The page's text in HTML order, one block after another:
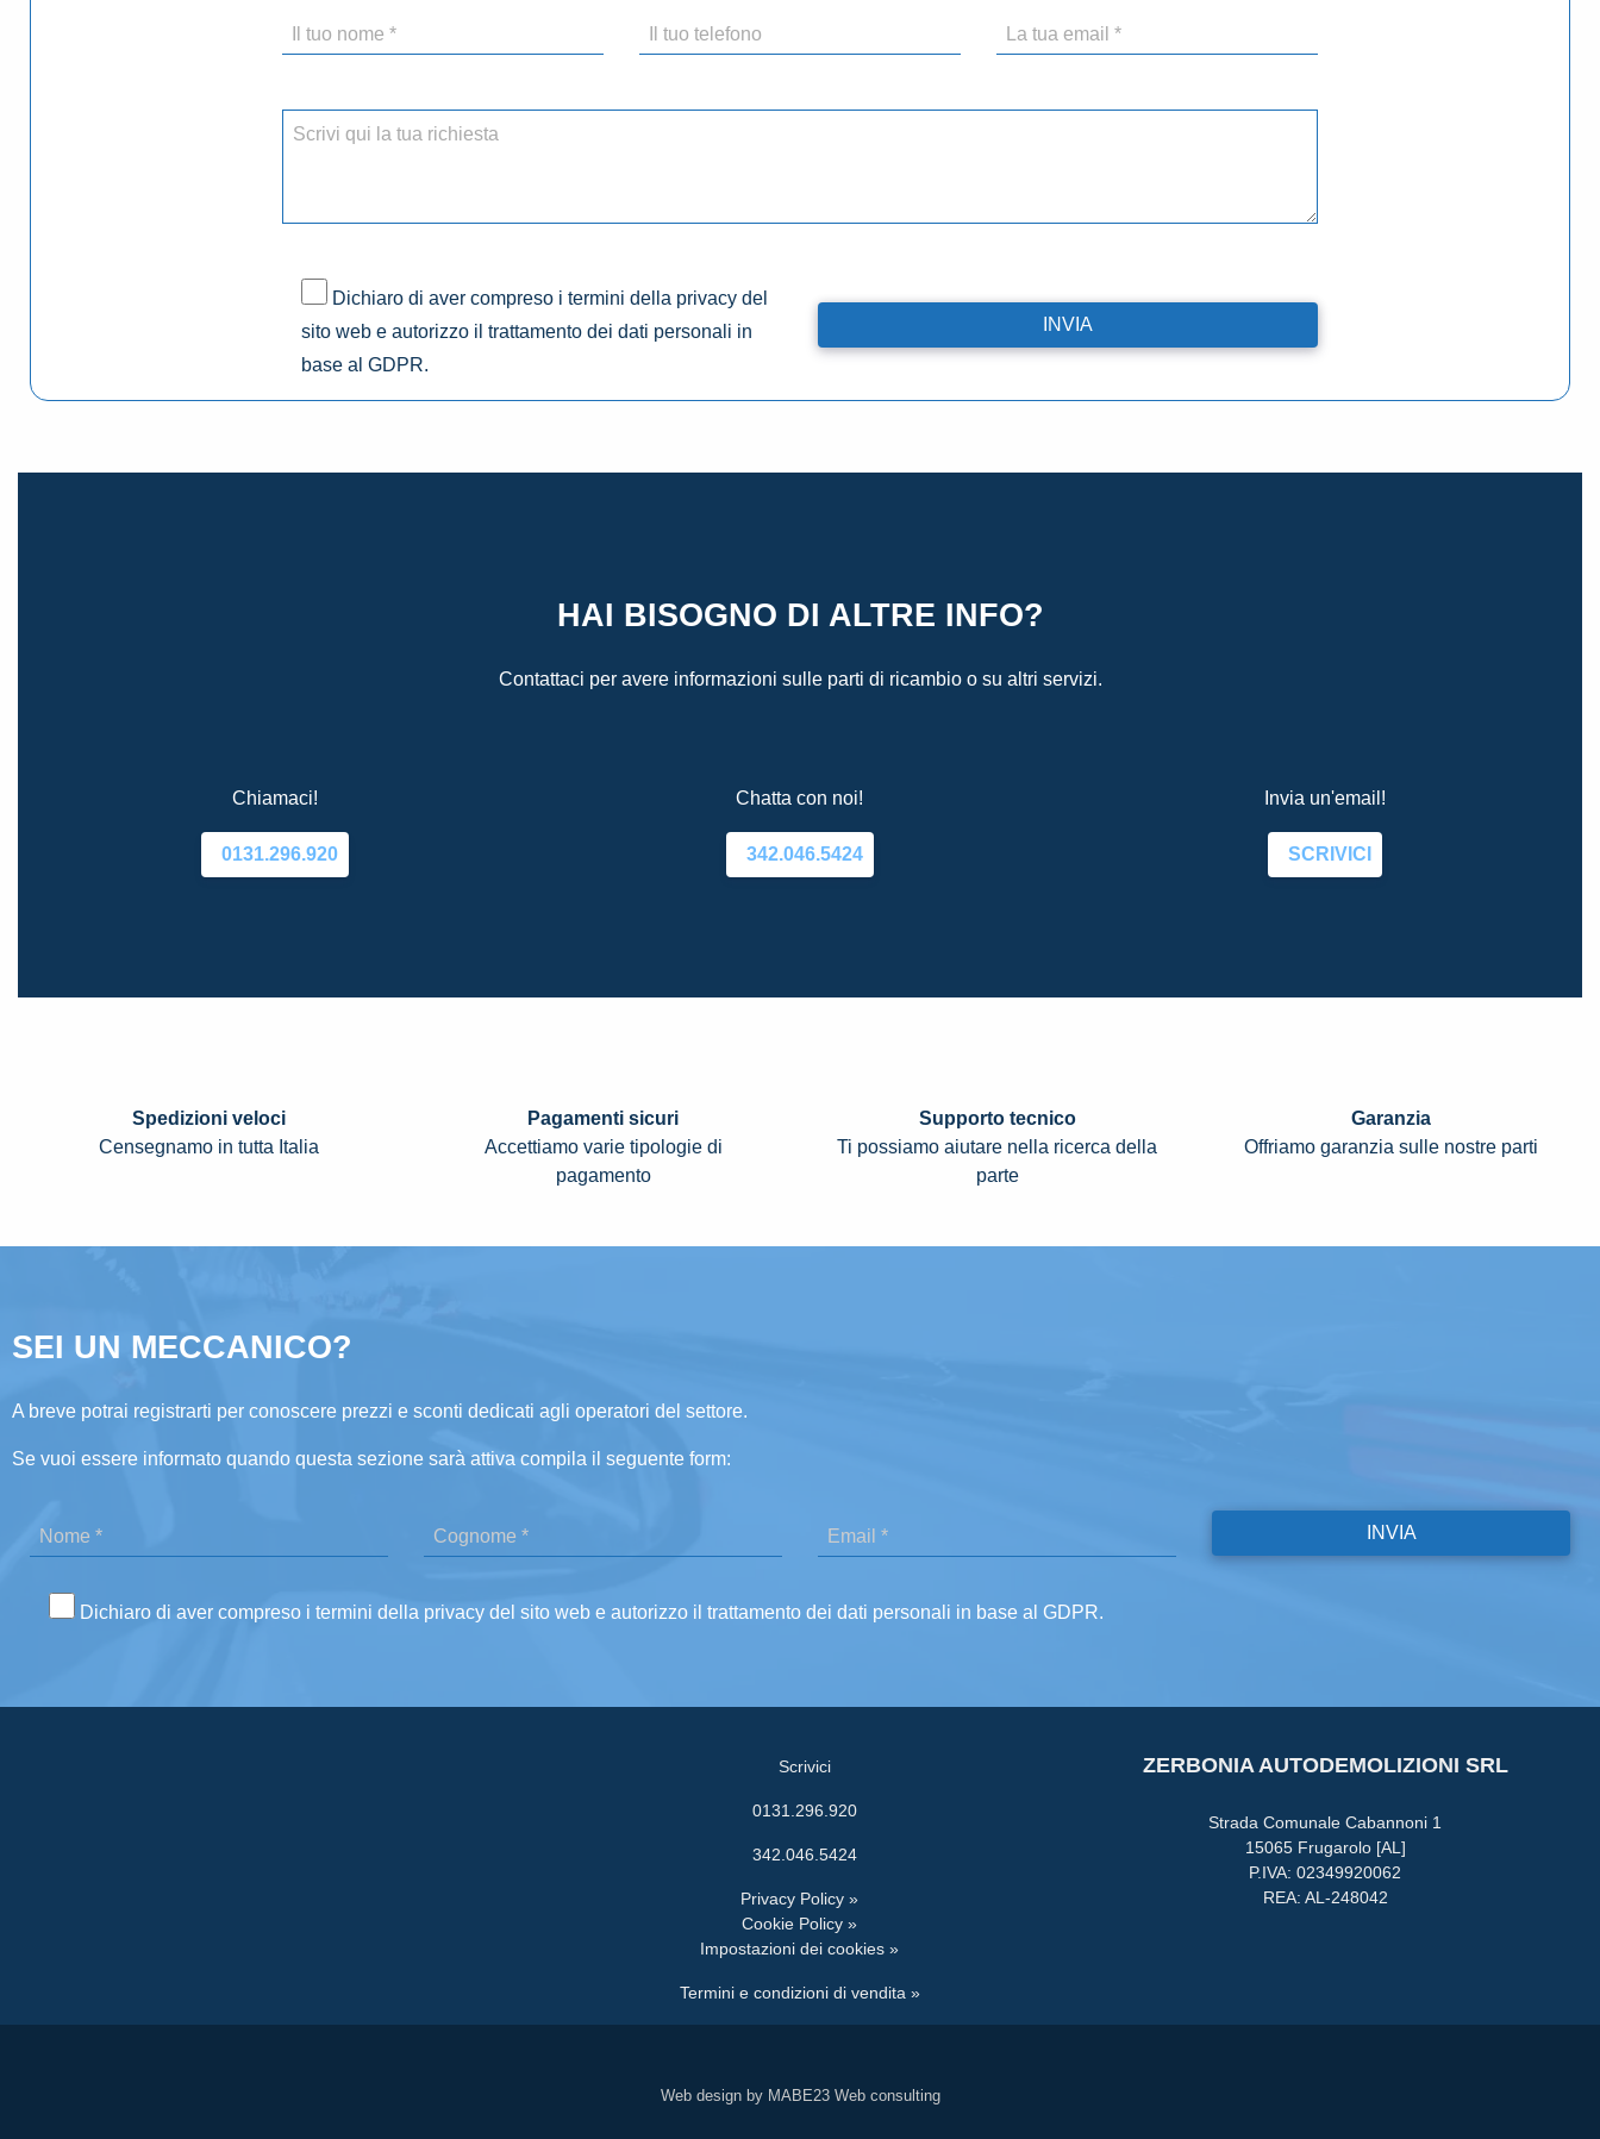
Dichiaro di aver compreso i termini della privacy del
sito web e autorizzo il trattamento dei dati personali in
base al GDPR.
HAI BISOGNO DI ALTRE INFO?
Contattaci per avere informazioni sulle parti di ricambio o su altri servizi.
Chiamaci!
0131.296.920
Chatta con noi!
342.046.5424
Invia un'email!
SCRIVICI
Spedizioni veloci
Censegnamo in tutta Italia
Pagamenti sicuri
Accettiamo varie tipologie di
pagamento
Supporto tecnico
Ti possiamo aiutare nella ricerca della
parte
Garanzia
Offriamo garanzia sulle nostre parti
SEI UN MECCANICO?
A breve potrai registrarti per conoscere prezzi e sconti dedicati agli operatori del settore.
Se vuoi essere informato quando questa sezione sarà attiva compila il seguente form:
Dichiaro di aver compreso i termini della privacy del sito web e autorizzo il trattamento dei dati personali in base al GDPR.
Scrivici
0131.296.920
342.046.5424
Privacy Policy »
Cookie Policy »
Impostazioni dei cookies »
Termini e condizioni di vendita »
ZERBONIA AUTODEMOLIZIONI SRL
Strada Comunale Cabannoni 1
15065 Frugarolo [AL]
P.IVA: 02349920062
REA: AL-248042
Web design by MABE23 Web consulting